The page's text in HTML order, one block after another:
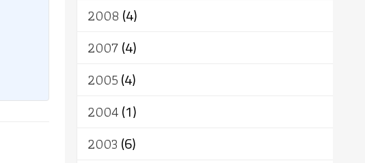
2008 (4)
2007(4)
2005(4)
2004(1)
2003 (6)